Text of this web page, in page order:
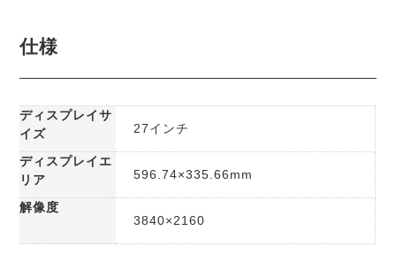
仕様
ディスプレイサ
イズ
27インチ
ディスプレイエ
リア
596.74×335.66mm
解像度
3840×2160